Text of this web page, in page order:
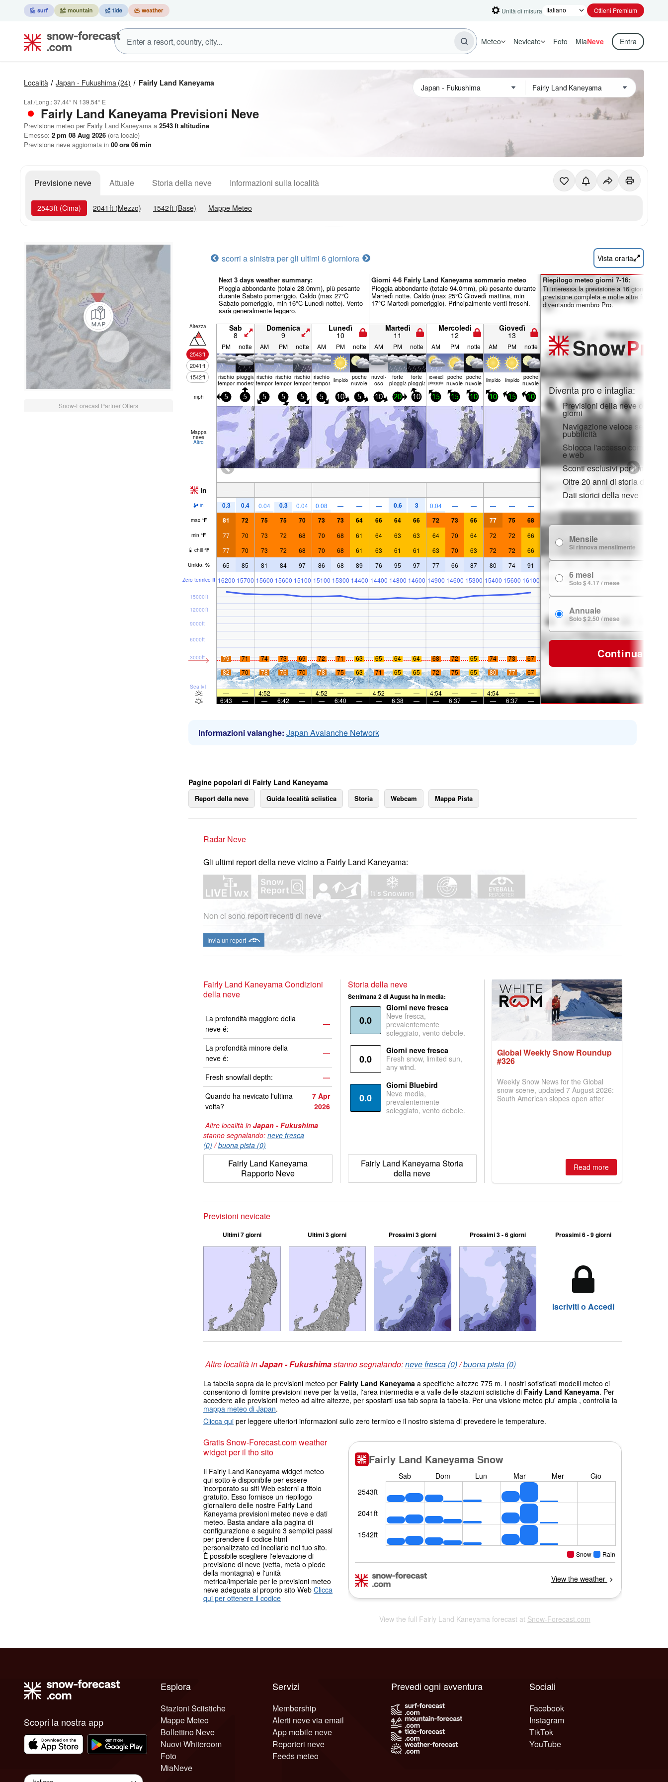
Unità di misura Ottieni Premium
Meteo Nevicate Foto MiaNeve Entra
Località Japan - Fukushima (24) Fairly Land Kaneyama
Lat./Long.:37.44° N 139.54° E
Fairly Land Kaneyama Previsioni Neve
Previsione meteo per Fairly Land Kaneyama a 2543ft altitudine
Emesso: 2 pm 08 Aug 2026 (ora locale)
Previsione neve aggiornata in 00ora 06min
Previsione neve Attuale Storia della neve Informazioni sulla località
2543ft (Cima) 2041 ft (Mezzo) 1542ft (Base) Mappe Meteo
Snow-Forecast Partner Offers
scorri a sinistra per gli ultimi 6 giorniora Vista oraria
Next 3 days weather summary:
Pioggia abbondante (totale 28.0mm), più pesante
durante Sabato pomeriggio. Caldo (max 27°C
Sabato pomeriggio, min 16°C Lunedì notte). Vento
sarà generalmente leggero.
Giorni 4-6 Fairly Land Kaneyama sommario meteo
Pioggia abbondante (totale 94.0mm), più pesante durante
Martedì notte. Caldo (max 25°C Giovedì mattina, min
17°C Martedì pomeriggio). Principalmente venti freschi.
Altezza
2543ft
2041ft
1542ft
Sab
8
Domenica
9
Lunedì
10
Martedì
11
Mercoledì
12
Giovedì
13
PM notte AM PM notte AM PM notte AM PM notte AM PM notte AM PM notte
rischio
temporale
pioggia
moderata
rischio
temporale
rischio
temporale
rischio
temporale
rischio
temporalelimp­ido poche
nuvole
nuvol-
oso
forte
pioggia
forte
pioggia
rovesci
pioggia
poche
nuvole
poche
nuvole limp­ido limp­ido poche
nuvole
mph 5 5 5 5 5 5 10 5 10 20 10 15 15 10 10 15 10
Mappa
neve
Altro
in — — — — — — — — — — — — — — — — —
in 0.3 0.4 0.04 0.3 0.04 0.08 — — — 0.6 3 0.04 — — — — —
max °F 81 72 75 75 70 73 73 64 66 64 66 72 73 66 77 75 68
min °F 77 70 73 72 68 70 68 61 64 63 63 64 70 64 72 72 66
chill °F 77 70 73 72 68 70 68 61 63 61 61 63 70 63 72 72 66
Umido. % 65 85 81 84 97 86 68 89 76 95 97 77 66 87 80 74 91
Zero termico ft 16200 15700 15600 15600 15100 15100 15300 14400 14400 14800 14600 14900 14600 15300 15400 15600 16100
Sea lvl
3000ft
6000ft
9000ft
12000ft
15000ft
79 71 74 73 69 72 71 63 65 64 64 68 72 65 74 73
67
82
70 78 76 70 78 75 63 71 65 65 72 75 65 80 77 67
— — 4:52 — — 4:52 — — 4:52 — — 4:54 — — 4:54 —
—
6:43
— — 6:42 — — 6:40 — — 6:38 — — 6:37 — — 6:37 —
Riepilogo meteo giorni 7-16:
Ti interessa la previsione a 16 giorni?
previsione completa e molte altre
diventando membro Pro.
SnowPro
Diventa pro e intaglia:
Previsioni della neve orarie e
giorni
Navigazione veloce senza
pubblicità
Sblocca l'accesso completo
e web
Sconti esclusivi per i membri
Oltre 20 anni di storia della
Dati storici della neve
Mensile
Si rinnova mensilmente
6 mesi
Solo $ 4.17 / mese
Annuale
Solo $ 2.50 / mese
Continua
Informazioni valanghe: Japan Avalanche Network
Pagine popolari di Fairly Land Kaneyama
Report della neve Guida località sciistica Storia Webcam Mappa Pista
Radar Neve
Gli ultimi report della neve vicino a Fairly Land Kaneyama:
Non ci sono report recenti di neve
Invia un report
Fairly Land Kaneyama Condizioni
della neve
La profondità maggiore della
neve é:
—
La profondità minore della
neve é:
—
Fresh snowfall depth:
—
Quando ha nevicato l'ultima
volta?
7 Apr
2026
Altre località in Japan - Fukushima
stanno segnalando: neve fresca
(0) /buona pista (0)
Fairly Land Kaneyama
Rapporto Neve
Storia della neve
Settimana 2 di August ha in media:
0.0
Giorni neve fresca
Neve fresca,
prevalentemente
soleggiato, vento debole.
0.0
Giorni neve fresca
Fresh snow, limited sun,
any wind.
0.0
Giorni Bluebird
Neve media,
prevalentemente
soleggiato, vento debole.
Fairly Land Kaneyama Storia
della neve
Global Weekly Snow Roundup
#326
Weekly Snow News for the Global
snow scene, updated 7 August 2026:
South American slopes open after
Read more
Previsioni nevicate
Ultimi 7 giorni Ultimi 3 giorni Prossimi 3 giorni Prossimi 3 - 6 giorni Prossimi 6 - 9 giorni
Iscriviti o Accedi
Altre località inJapan - Fukushimastanno segnalando:neve fresca (0)/buona pista (0)
La tabella sopra da le previsioni meteo per Fairly Land Kaneyama a specifiche altezze 775 m. I nostri sofisticati modelli meteo ci
consentono di fornire previsioni neve per la vetta, l'area intermedia e a valle delle stazioni sciistiche di Fairly Land Kaneyama. Per
accedere alle previsioni meteo ad altre altezze, per spostarti usa tab sopra la tabella. Per una visione meteo piu' ampia , controlla la
mappa meteo di Japan.
Clicca qui per leggere ulteriori informazioni sullo zero termico e il nostro sistema di prevedere le temperature.
Gratis Snow-Forecast.com weather
widget per il tho sito
Il Fairly Land Kaneyama widget meteo
qui sotto è disponibile per essere
incorporato su siti Web esterni a titolo
gratuito. Esso fornisce un riepilogo
giornaliero delle nostre Fairly Land
Kaneyama previsioni meteo neve e dati
meteo. Basta andare alla pagina di
configurazione e seguire 3 semplici passi
per prendere il codice html
personalizzato ed incollarlo nel tuo sito.
È possibile scegliere l'elevazione di
previsione di neve (vetta, metà o piede
della montagna) e l'unità
metrica/imperiale per le previsioni meteo
neve adeguata al proprio sito Web Clicca
qui per ottenere il codice
View the full Fairly Land Kaneyama forecast at Snow-Forecast.com
Scopri la nostra app
Esplora
Stazioni Sciistiche
Mappe Meteo
Bollettino Neve
Nuovi Whiteroom
Foto
MiaNeve
Servizi
Membership
Alerti neve via email
App mobile neve
Reporteri neve
Feeds meteo
Sociali
Facebook
Instagram
TikTok
YouTube
Prevedi ogni avventura